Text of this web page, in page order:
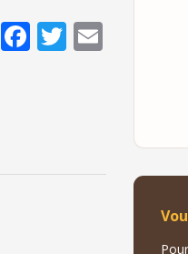
ShareFacebook
Twitter